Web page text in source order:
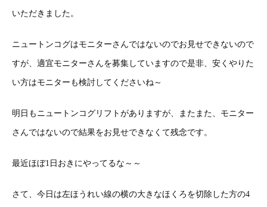
いただきました。
ニュートンコグはモニターさんではないのでお見せできないので
すが、適宜モニターさんを募集していますので是非、安くやりた
い方はモニターも検討してくださいね～
明日もニュートンコグリフトがありますが、またまた、モニター
さんではないので結果をお見せできなくて残念です。
最近ほぼ1日おきにやってるな～～
さて、今日は左ほうれい線の横の大きなほくろを切除した方の4